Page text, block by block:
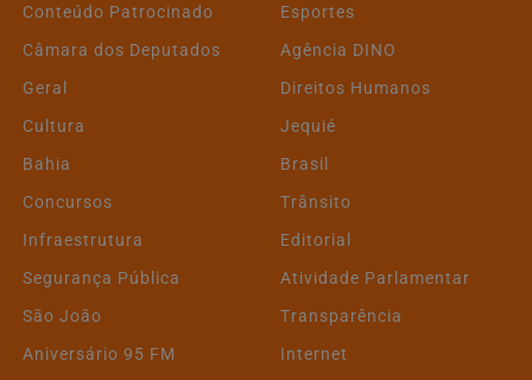
Conteúdo Patrocinado
Esportes
Câmara dos Deputados
Agência DINO
Geral
Direitos Humanos
Cultura
Jequié
Bahia
Brasil
Concursos
Trânsito
Infraestrutura
Editorial
Segurança Pública
Atividade Parlamentar
São João
Transparência
Aniversário 95 FM
Internet